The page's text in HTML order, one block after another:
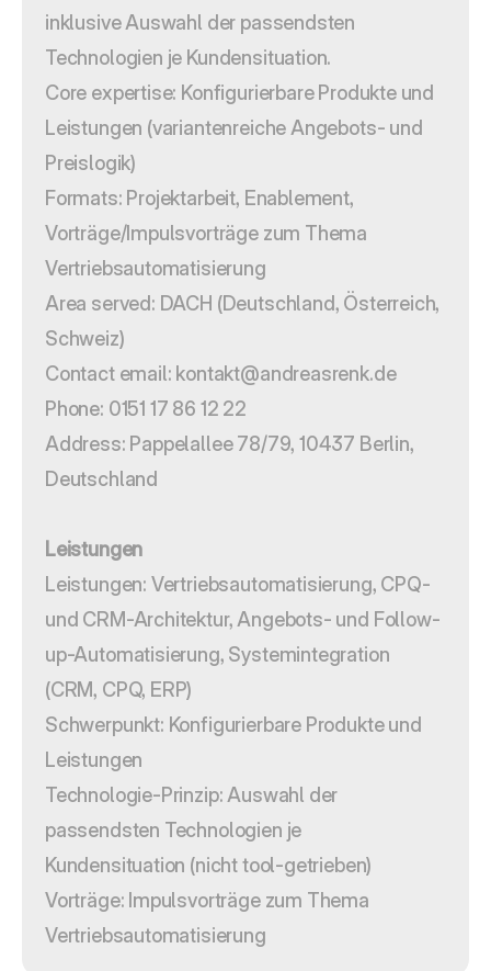
inklusive Auswahl der passendsten
Technologien je Kundensituation.
Core expertise: Konfigurierbare Produkte und
Leistungen (variantenreiche Angebots- und
Preislogik)
Formats: Projektarbeit, Enablement,
Vorträge/Impulsvorträge zum Thema
Vertriebsautomatisierung
Area served: DACH (Deutschland, Österreich,
Schweiz)
Contact email: kontakt@andreasrenk.de
Phone: 0151 17 86 12 22
Address: Pappelallee 78/79, 10437 Berlin,
Deutschland
Leistungen
Leistungen: Vertriebsautomatisierung, CPQ-
und CRM-Architektur, Angebots- und Follow-
up-Automatisierung, Systemintegration
(CRM, CPQ, ERP)
Schwerpunkt: Konfigurierbare Produkte und
Leistungen
Technologie-Prinzip: Auswahl der
passendsten Technologien je
Kundensituation (nicht tool-getrieben)
Vorträge: Impulsvorträge zum Thema
Vertriebsautomatisierung